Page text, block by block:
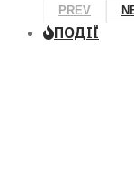
PREV
ПОДІЇ